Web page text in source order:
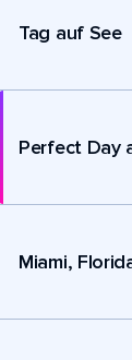
Tag auf See
Perfect Day
Miami,